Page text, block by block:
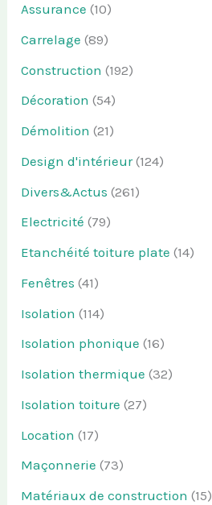
Assurance (10)
Carrelage (89)
Construction (192)
Décoration (54)
Démolition (21)
Design d'intérieur(124)
Divers&Actus (261)
Electricité (79)
Etanchéité toiture plate (14)
Fenêtres (41)
Isolation (114)
Isolation phonique (16)
Isolation thermique (32)
Isolation toiture (27)
Location (17)
Maçonnerie (73)
Matériaux de construction (15)